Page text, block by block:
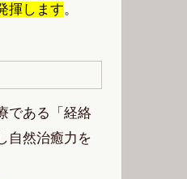
揮します。
である「経絡
自然治癒力を